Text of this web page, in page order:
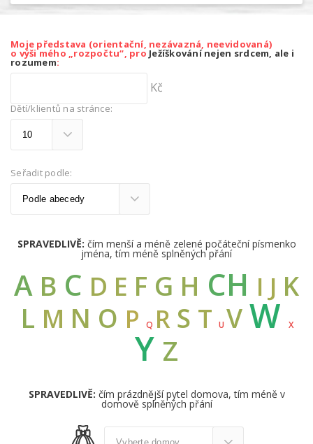
Moje představa (orientační, nezávazná, neevidovaná)
o výši mého „rozpočtu“, pro Ježíškování nejen srdcem, ale i
rozumem:
Kč
Dětí/klientů na stránce:
Seřadit podle:
SPRAVEDLIVĚ: čím menší a méně zelené počáteční písmenko
jména, tím méně splněných přání
A B C D E F G H CH I J K
L M N O P Q R S T U VW X
Y Z
SPRAVEDLIVĚ: čím prázdnější pytel domova, tím méně v
domově splněných přání